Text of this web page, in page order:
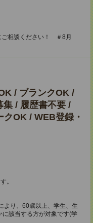
相談ください！ ＃8月
/ ブランクOK /
集 / 履歴書不要 /
OK / WEB登録・
。
より、60歳以上、学生、生
該当する方が対象です(学